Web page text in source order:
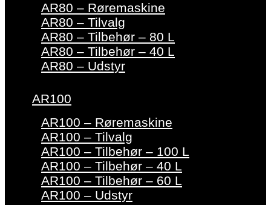
AR80 – Røremaskine
AR80 – Tilvalg
AR80 – Tilbehør – 80 L
AR80 – Tilbehør – 40 L
AR80 – Udstyr
AR100
AR100 – Røremaskine
AR100 – Tilvalg
AR100 – Tilbehør – 100 L
AR100 – Tilbehør – 40 L
AR100 – Tilbehør – 60 L
AR100 – Udstyr